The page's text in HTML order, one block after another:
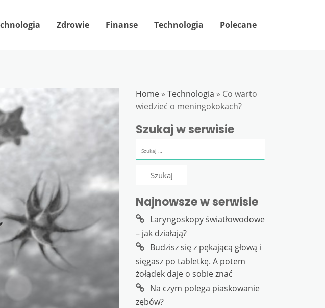
Zdrowie Finanse Technologia Polecane
Home » Technologia » Co warto
wiedzieć o meningokokach?
Szukaj w serwisie
Najnowsze w serwisie
Laryngoskopy światłowodowe
– jak działają?
Budzisz się z pękającą głową i
sięgasz po tabletkę. A potem
żołądek daje o sobie znać
Na czym polega piaskowanie
zębów?